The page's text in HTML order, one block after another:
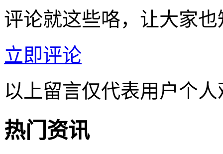
评论就这些咯，让大家
立即评论
以上留言仅代表用户个
热门资讯